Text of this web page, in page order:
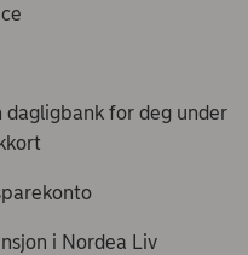
for deg under
i Nordea Liv